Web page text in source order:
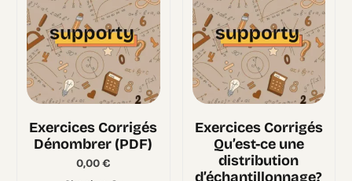
Exercices Corrigés
Dénombrer (PDF)
0,00€
Exercices Corrigés
Qu’est-ce une
distribution
d’échantillonnage?